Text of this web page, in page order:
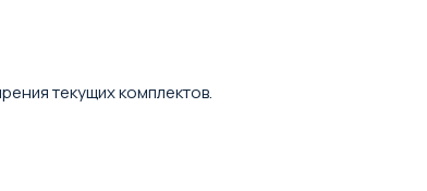
текущих комплектов.